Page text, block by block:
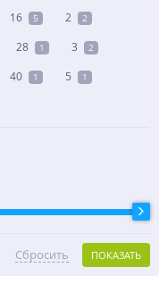
16 5 2 2
28 1 3 2
40 1 5 1
ПОКАЗАТЬ
Сбросить